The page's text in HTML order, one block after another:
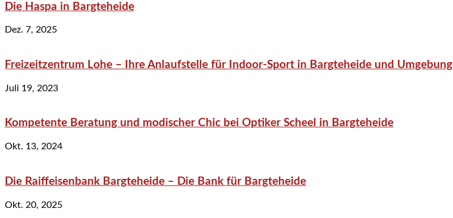
Die Haspa in Bargteheide
Dez. 7, 2025
Freizeitzentrum Lohe – Ihre Anlaufstelle für Indoor-Sport in Bargteheide und Umgebung
Juli 19, 2023
Kompetente Beratung und modischer Chic bei Optiker Scheel in Bargteheide
Okt. 13, 2024
Die Raiffeisenbank Bargteheide – Die Bank für Bargteheide
Okt. 20, 2025